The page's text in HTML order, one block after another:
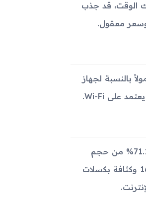
متاحاً في الأسواق في ديسمبر 2018. ومنذ ذلك الوقت، قد جذب
معقول.
يجعله جهازاً محمولاً بالنسبة لجهاز
يأتي الجهاز بشاشة من نوع IPS LCD بحجم 10.1 بوصة، بمساحة عرض تقدر بحوالي 71.1% من حجم
الجهاز الإجمالي. دقة الشاشة تبلغ 1200 × 1920 بكسل، مع نسبة عرض إلى ارتفاع 16:10 وكثافة بكسلات